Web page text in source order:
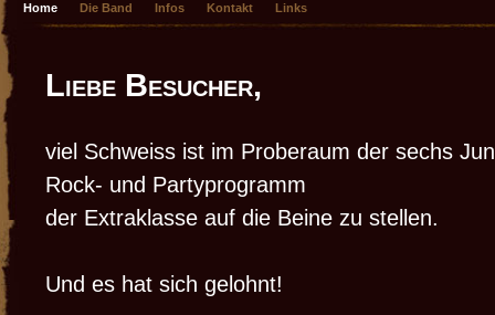
Home Die Band Infos Kontakt Links
Liebe Besucher,
viel Schweiss ist im Proberaum der sechs
Rock- und Partyprogramm
der Extraklasse auf die Beine zu stellen.
Und es hat sich gelohnt!